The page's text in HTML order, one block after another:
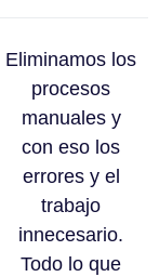
Eliminamos los
procesos
manuales y
con eso los
errores y el
trabajo
innecesario.
Todo lo que